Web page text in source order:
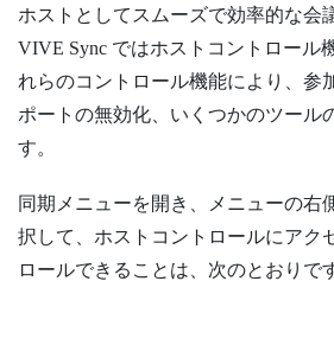
ホストとしてスムーズで効率的な会
VIVE Sync ではホストコントロール
れらのコントロール機能により、参
ポートの無効化、いくつかのツール
す。
同期メニューを開き、メニューの右
択して、ホストコントロールにアク
ロールできることは、次のとおりで